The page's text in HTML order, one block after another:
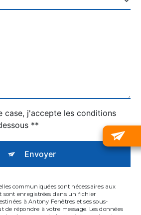
case, j'accepte les conditions
**
Envoyer
communiquées sont nécessaires aux
sont enregistrées dans un fichier
à Antony Fenêtres et ses sous-
répondre à votre message. Les données